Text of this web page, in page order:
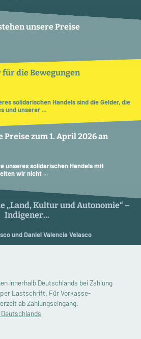
unsere Preise
für die Bewegungen
solidarischen Handels sind die Gelder, die
und unserer ...
Preise zum 1. April 2026 an
unseres solidarischen Handels mit
wir nicht ...
„Land, Kultur und Autonomie“ –
Indigener...
und Daniel Valencia Velasco
innerhalb Deutschlands bei Zahlung
Lastschrift. Für Vorkasse-
ab Zahlungseingang.